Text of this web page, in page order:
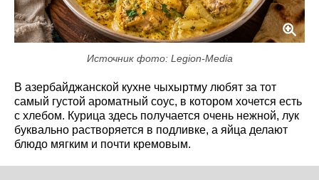
Источник фото: Legion-Media
В азербайджанской кухне чыхыртму любят за тот
самый густой ароматный соус, в котором хочется есть
с хлебом. Курица здесь получается очень нежной, лук
буквально растворяется в подливке, а яйца делают
блюдо мягким и почти кремовым.